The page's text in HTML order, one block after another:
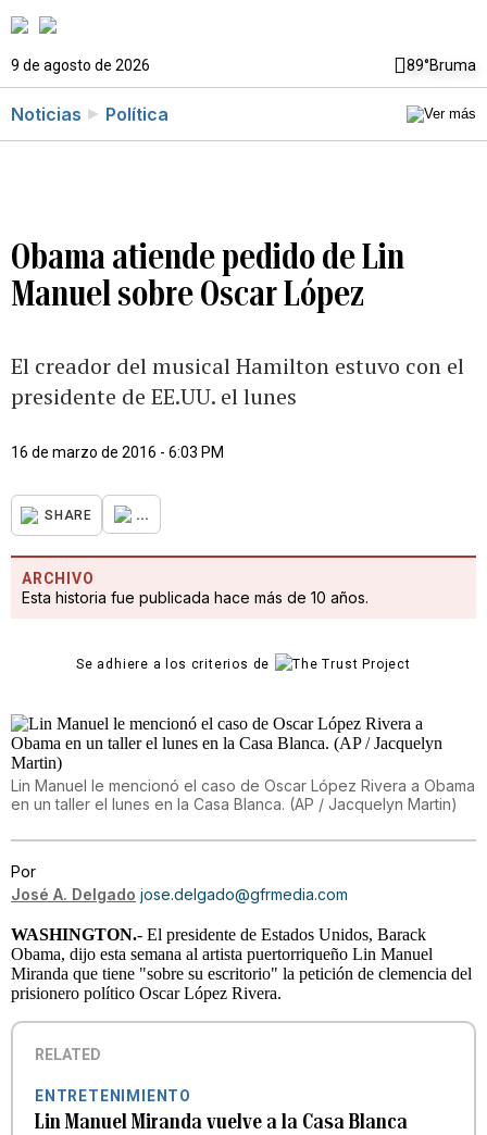
9 de agosto de 2026 89°Bruma
Noticias Política
Obama atiende pedido de Lin
Manuel sobre Oscar López
El creador del musical Hamilton estuvo con el
presidente de EE.UU. el lunes
16 de marzo de 2016 - 6:03 PM
SHARE ...
ARCHIVO
Esta historia fue publicada hace más de 10 años.
Se adhiere a los criterios de
Lin Manuel le mencionó el caso de Oscar López Rivera a Obama
en un taller el lunes en la Casa Blanca. (AP / Jacquelyn Martin)
Por
José A. Delgado jose.delgado@gfrmedia.com
WASHINGTON.- El presidente de Estados Unidos, Barack
Obama, dijo esta semana al artista puertorriqueño Lin Manuel
Miranda que tiene "sobre su escritorio" la petición de clemencia del
prisionero político Oscar López Rivera.
RELATED
ENTRETENIMIENTO
Lin Manuel Miranda vuelve a la Casa Blanca